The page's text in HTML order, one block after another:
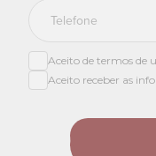
Aceito de termos de
Aceito receber as